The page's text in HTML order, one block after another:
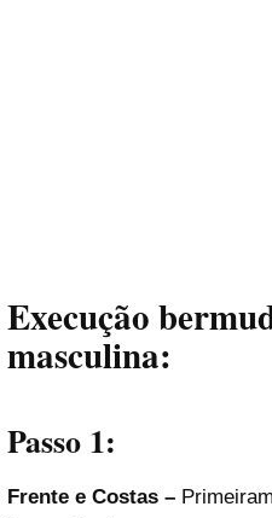
Execução
masculina:
Passo 1:
Frente e Costas –